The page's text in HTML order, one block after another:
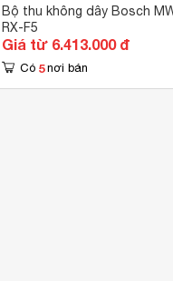
Bộ thu không dây Bosch
RX-F5
Giá từ 6.413.000 đ
Có 5 nơi bán